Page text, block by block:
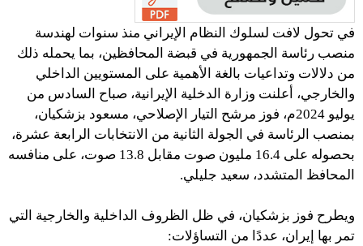
في تحول لافت لسلوك النظام الإيراني منذ سنوات لهندسة
منصب رئاسة الجمهورية في قبضة المحافظين، بما يحمله ذلك
من دلالات وتداعيات بالغة الأهمية على المستويين الداخلي
والخارجي، أعلنت وزارة الدخلية الإيرانية، صباح السادس من
يوليو 2024م، فوز مرشح التيار الإصلاحي، مسعود بزشكيان،
بمنصب الرئاسة في الجولة الثانية من الانتخابات الرابعة عشرة،
بحصوله على 16.4 مليون صوت مقابل 13.8 صوت، على منافسه
المحافظ المتشدد، سعيد جليلي.
ويطرح فوز بزشكيان، في ظل الظروف الداخلية والخارجية التي
تمر بها إيران، عددًا من التساؤلات: